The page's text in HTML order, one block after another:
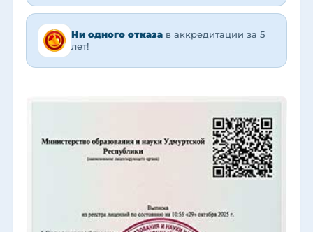
Ни одного отказа в аккредитации за 5
лет!